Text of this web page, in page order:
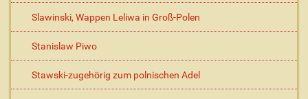
Slawinski, Wappen Leliwa in Groß-Polen
Stanislaw Piwo
Stawski-zugehörig zum polnischen Adel